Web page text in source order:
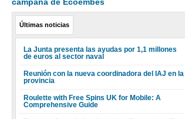
Últimas noticias
La Junta presenta las ayudas por 1,1 millones
de euros al sector naval
Reunión con la nueva coordinadora del IAJ en la
provincia
Roulette with Free Spins UK for Mobile: A
Comprehensive Guide